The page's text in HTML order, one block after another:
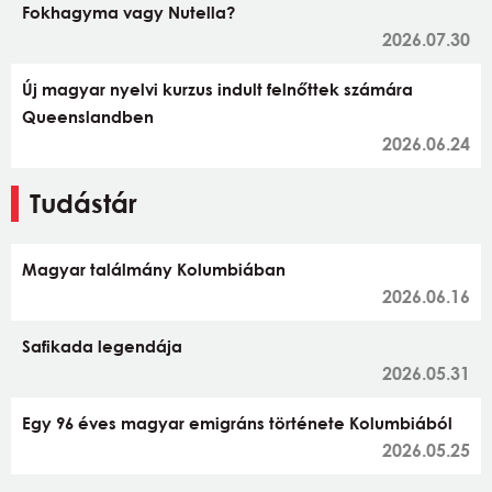
Fokhagyma vagy Nutella?
2026.07.30
Új magyar nyelvi kurzus indult felnőttek számára
Queenslandben
2026.06.24
Tudástár
Magyar találmány Kolumbiában
2026.06.16
Safikada legendája
2026.05.31
Egy 96 éves magyar emigráns története Kolumbiából
2026.05.25